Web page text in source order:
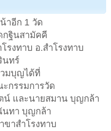
าอีก 1 วัด
ฐินสามัคคี
งทาบ อ.สำโรงทาบ
นทร์
มบุญได้ที่
กรรมการวัด
น์ และนายสมาน บุญกล้า
นทา บุญกล้า
ขาสำโรงทาบ